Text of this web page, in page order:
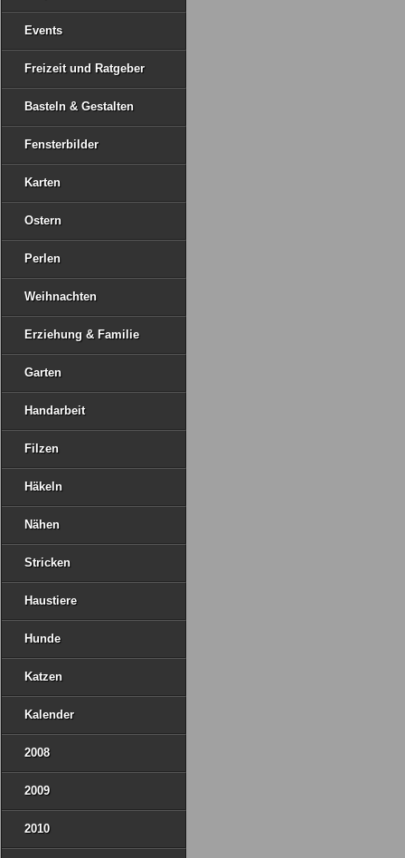
Events
Freizeit und Ratgeber
Basteln & Gestalten
Fensterbilder
Karten
Ostern
Perlen
Weihnachten
Erziehung & Familie
Garten
Handarbeit
Filzen
Häkeln
Nähen
Stricken
Haustiere
Hunde
Katzen
Kalender
2008
2009
2010